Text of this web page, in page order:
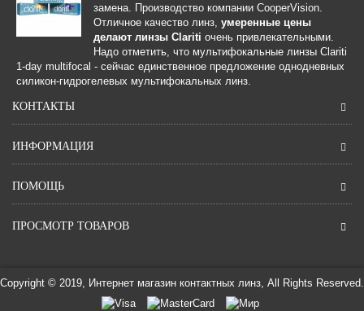
замена. Производство компании CooperVision.
Отличное качество линз, умеренные цены
делают линзы Clariti очень привлекательными.
Надо отметить, что мультифокальные линзы Clariti
1-day multifocal - сейчас единственное предложение однодневных
силикон-гидрогелевых мультифокальных линз.
КОНТАКТЫ
ИНФОРМАЦИЯ
ПОМОЩЬ
ПРОСМОТР ТОВАРОВ
Copyright © 2019, Интернет магазин контактных линз, All Rights Reserved.